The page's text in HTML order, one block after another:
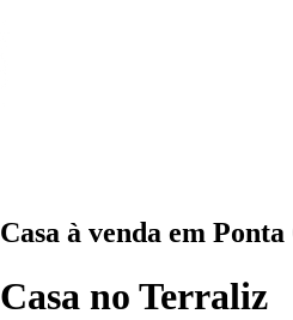
Casa à venda em
Casa no Terraliz